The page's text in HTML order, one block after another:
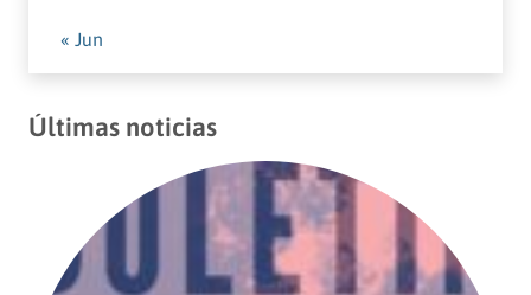
« Jun
Últimas noticias